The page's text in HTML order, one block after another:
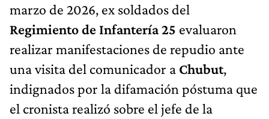
marzo de 2026, ex soldados del
Regimiento de Infantería 25 evaluaron
realizar manifestaciones de repudio ante
una visita del comunicador a Chubut,
indignados por la difamación póstuma que
el cronista realizó sobre el jefe de la